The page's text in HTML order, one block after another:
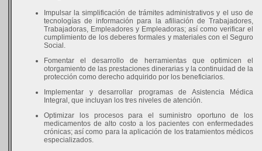
Impulsar la simplificación de trámites administrativos y el uso de
tecnologías de información para la afiliación de Trabajadores,
Trabajadoras, Empleadores y Empleadoras; así como verificar el
cumplimiento de los deberes formales y materiales con el Seguro
Social.
Fomentar el desarrollo de herramientas que optimicen el
otorgamiento de las prestaciones dinerarias y la continuidad de la
protección como derecho adquirido por los beneficiarios.
Implementar y desarrollar programas de Asistencia Médica
Integral, que incluyan los tres niveles de atención.
Optimizar los procesos para el suministro oportuno de los
medicamentos de alto costo a los pacientes con enfermedades
crónicas; así como para la aplicación de los tratamientos médicos
especializados.